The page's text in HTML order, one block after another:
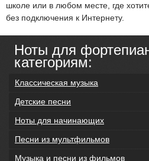
школе или в любом месте, где
без подключения к Интернету.
Ноты для
категориям:
Классическая музыка
Детские песни
Ноты для начинающих
Песни из мультфильмов
Музыка и песни из фильмов